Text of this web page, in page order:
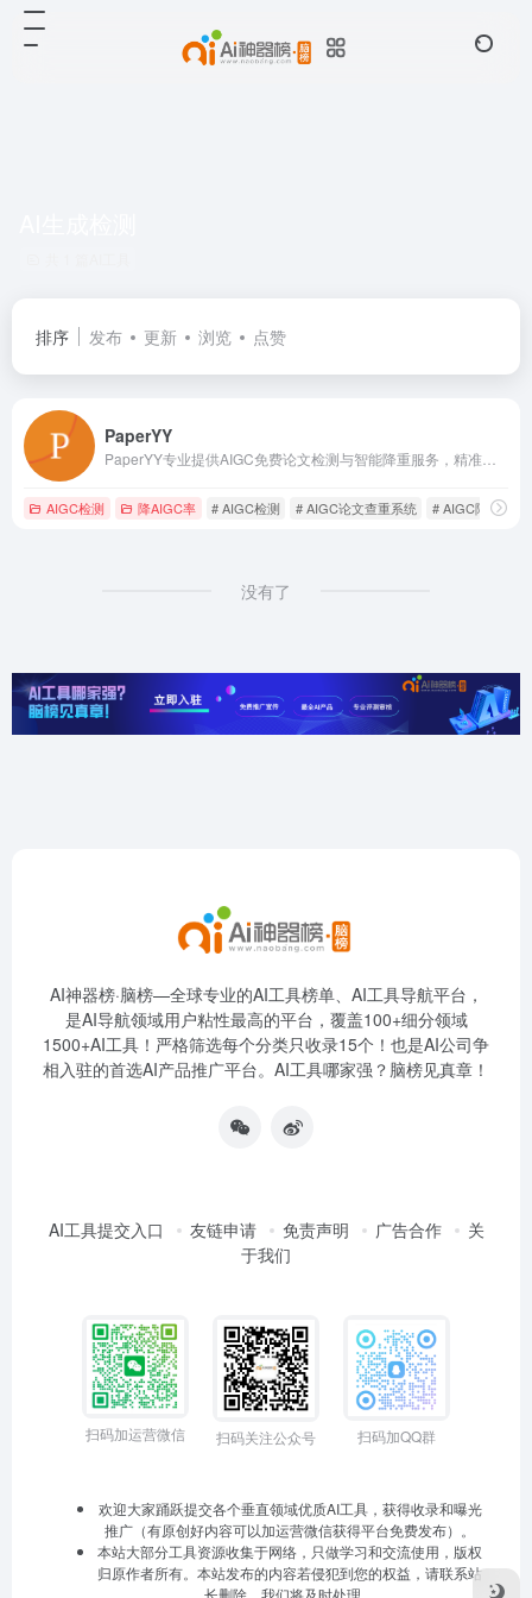
排序 发布 更新 浏览 点赞
PaperYY
AIGC检测 降AIGC率 # AIGC检测 # AIGC论文查重系统 # AIGC降重
没有了
AI神器榜·脑榜—全球专业的AI工具榜单、AI工具导航平台，
是AI导航领域用户粘性最高的平台，覆盖100+细分领域
1500+AI工具！严格筛选每个分类只收录15个！也是AI公司争
相入驻的首选AI产品推广平台。AI工具哪家强？脑榜见真章！
AI工具提交入口 友链申请 免责声明 广告合作
关
于我们
扫码加运营微信 扫码关注公众号 扫码加QQ群
欢迎大家踊跃提交各个垂直领域优质AI工具，获得收录和曝光
推广（有原创好内容可以加运营微信获得平台免费发布）。
本站大部分工具资源收集于网络，只做学习和交流使用，版权
归原作者所有。本站发布的内容若侵犯到您的权益，请联系站
长删除，我们将及时处理。